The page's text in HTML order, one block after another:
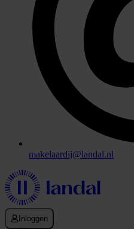
makelaardij@landal.nl
Inloggen